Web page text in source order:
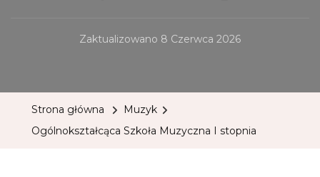
Zaktualizowano 8 Czerwca 2026
Strona główna
Muzyk
Ogólnokształcąca Szkoła Muzyczna I stopnia